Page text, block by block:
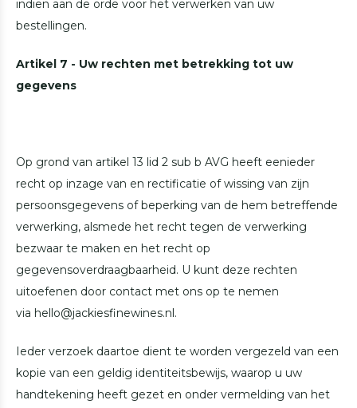
indien aan de orde voor het verwerken van uw
bestellingen.
Artikel 7 - Uw rechten met betrekking tot uw
gegevens
Op grond van artikel 13 lid 2 sub b AVG heeft eenieder
recht op inzage van en rectificatie of wissing van zijn
persoonsgegevens of beperking van de hem betreffende
verwerking, alsmede het recht tegen de verwerking
bezwaar te maken en het recht op
gegevensoverdraagbaarheid. U kunt deze rechten
uitoefenen door contact met ons op te nemen
via hello@jackiesfinewines.nl.
Ieder verzoek daartoe dient te worden vergezeld van een
kopie van een geldig identiteitsbewijs, waarop u uw
handtekening heeft gezet en onder vermelding van het